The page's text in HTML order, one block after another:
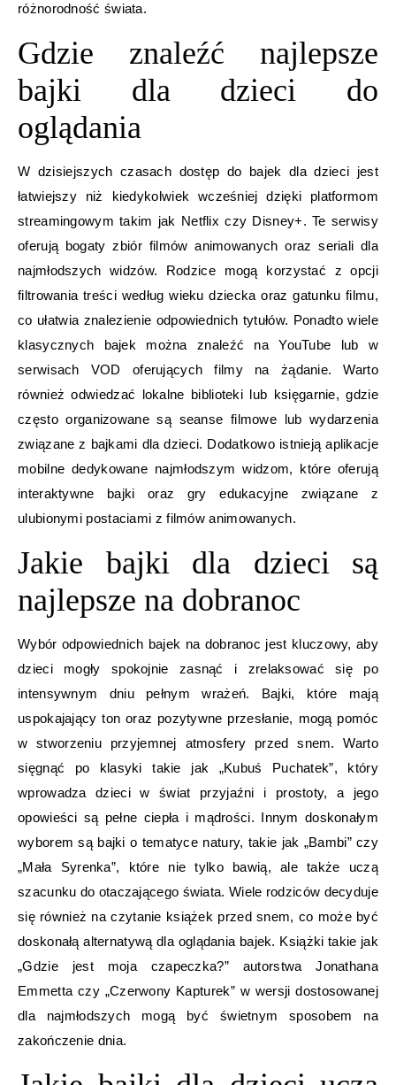
różnorodność świata.
Gdzie znaleźć najlepsze
bajki dla dzieci do
oglądania
W dzisiejszych czasach dostęp do bajek dla dzieci jest
łatwiejszy niż kiedykolwiek wcześniej dzięki platformom
streamingowym takim jak Netflix czy Disney+. Te serwisy
oferują bogaty zbiór filmów animowanych oraz seriali dla
najmłodszych widzów. Rodzice mogą korzystać z opcji
filtrowania treści według wieku dziecka oraz gatunku filmu,
co ułatwia znalezienie odpowiednich tytułów. Ponadto wiele
klasycznych bajek można znaleźć na YouTube lub w
serwisach VOD oferujących filmy na żądanie. Warto
również odwiedzać lokalne biblioteki lub księgarnie, gdzie
często organizowane są seanse filmowe lub wydarzenia
związane z bajkami dla dzieci. Dodatkowo istnieją aplikacje
mobilne dedykowane najmłodszym widzom, które oferują
interaktywne bajki oraz gry edukacyjne związane z
ulubionymi postaciami z filmów animowanych.
Jakie bajki dla dzieci są
najlepsze na dobranoc
Wybór odpowiednich bajek na dobranoc jest kluczowy, aby
dzieci mogły spokojnie zasnąć i zrelaksować się po
intensywnym dniu pełnym wrażeń. Bajki, które mają
uspokajający ton oraz pozytywne przesłanie, mogą pomóc
w stworzeniu przyjemnej atmosfery przed snem. Warto
sięgnąć po klasyki takie jak „Kubuś Puchatek”, który
wprowadza dzieci w świat przyjaźni i prostoty, a jego
opowieści są pełne ciepła i mądrości. Innym doskonałym
wyborem są bajki o tematyce natury, takie jak „Bambi” czy
„Mała Syrenka”, które nie tylko bawią, ale także uczą
szacunku do otaczającego świata. Wiele rodziców decyduje
się również na czytanie książek przed snem, co może być
doskonałą alternatywą dla oglądania bajek. Książki takie jak
„Gdzie jest moja czapeczka?” autorstwa Jonathana
Emmetta czy „Czerwony Kapturek” w wersji dostosowanej
dla najmłodszych mogą być świetnym sposobem na
zakończenie dnia.